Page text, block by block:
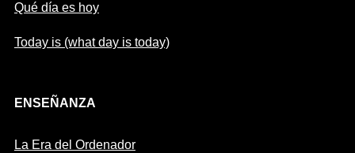
Qué día es hoy
Today is (what day is today)
ENSEÑANZA
La Era del Ordenador